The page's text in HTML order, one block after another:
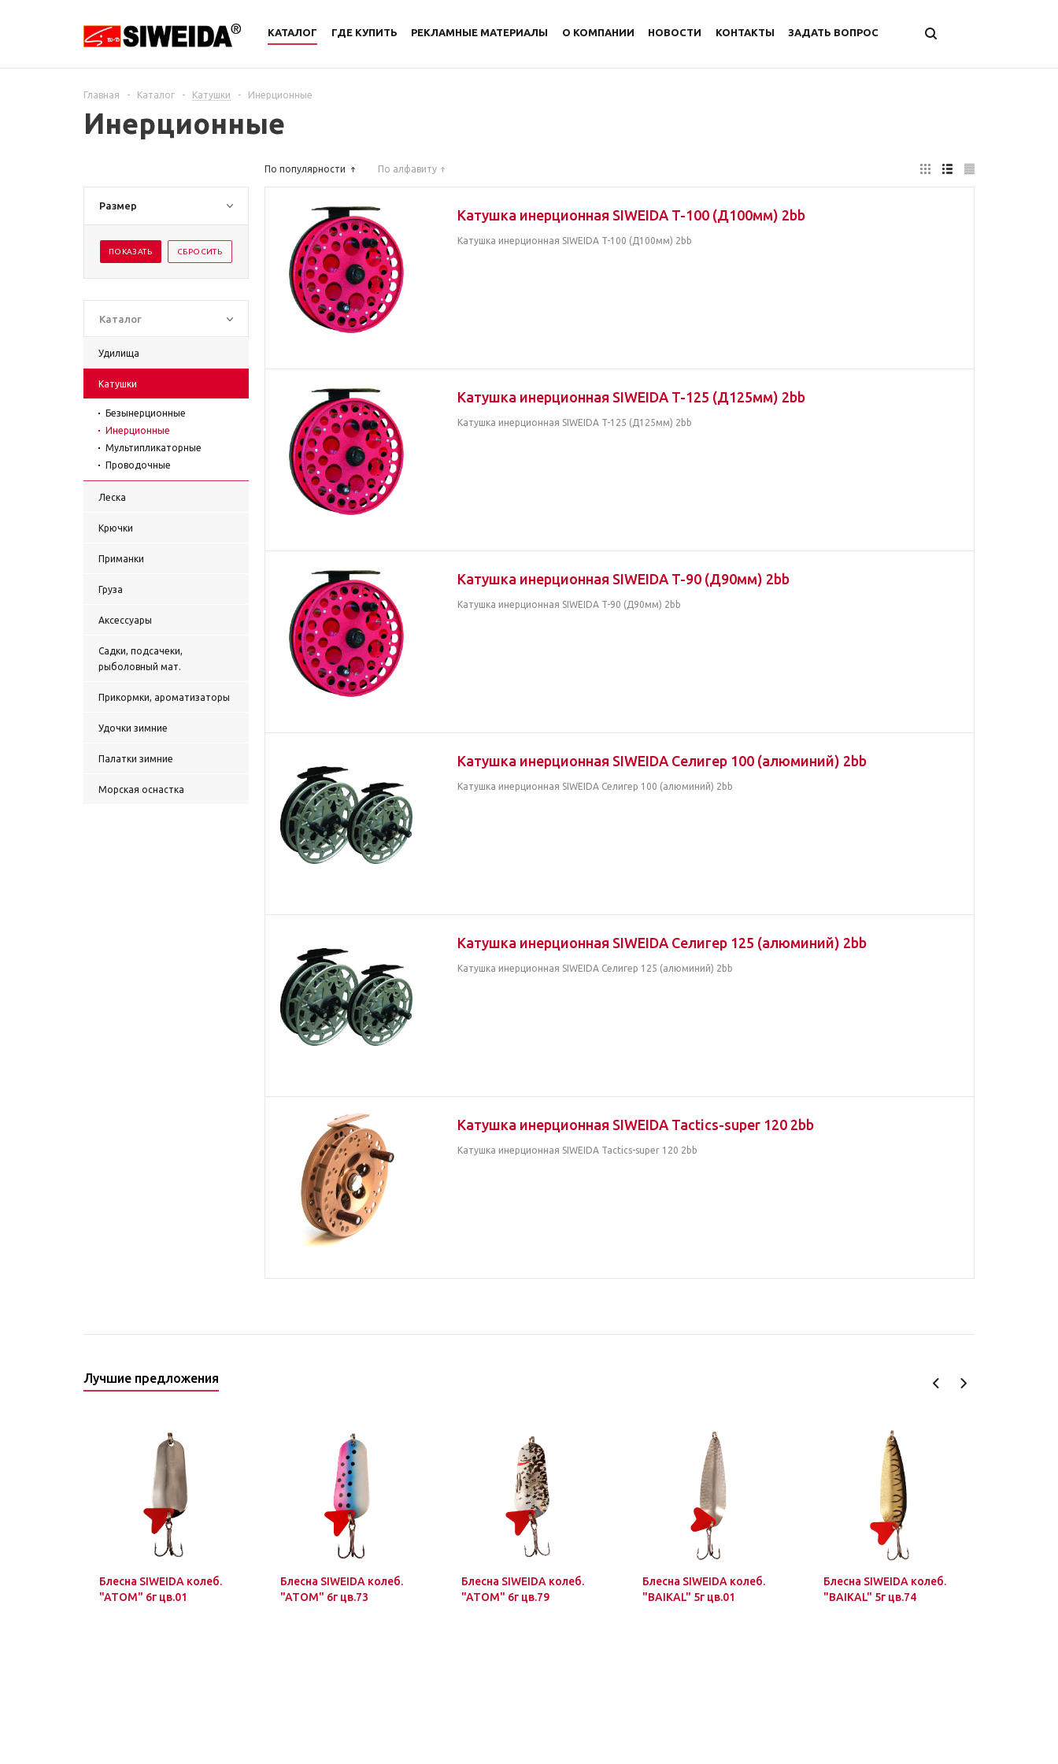
КАТАЛОГ ГДЕ КУПИТЬ РЕКЛАМНЫЕ МАТЕРИАЛЫ О КОМПАНИИ НОВОСТИ КОНТАКТЫ ЗАДАТЬ ВОПРОС
Главная - Каталог - Катушки - Инерционные
Инерционные
Размер
Каталог
Удилища
Катушки
Безынерционные
Инерционные
Мультипликаторные
Проводочные
Леска
Крючки
Приманки
Груза
Аксессуары
Садки, подсачеки,
рыболовный мат.
Прикормки, ароматизаторы
Удочки зимние
Палатки зимние
Морская оснастка
По популярности По алфавиту
Катушка инерционная SIWEIDA T-100 (Д100мм) 2bb
Катушка инерционная SIWEIDA T-100 (Д100мм) 2bb
Катушка инерционная SIWEIDA T-125 (Д125мм) 2bb
Катушка инерционная SIWEIDA T-125 (Д125мм) 2bb
Катушка инерционная SIWEIDA T-90 (Д90мм) 2bb
Катушка инерционная SIWEIDA T-90 (Д90мм) 2bb
Катушка инерционная SIWEIDA Селигер 100 (алюминий) 2bb
Катушка инерционная SIWEIDA Селигер 100 (алюминий) 2bb
Катушка инерционная SIWEIDA Селигер 125 (алюминий) 2bb
Катушка инерционная SIWEIDA Селигер 125 (алюминий) 2bb
Катушка инерционная SIWEIDA Tactics-super 120 2bb
Катушка инерционная SIWEIDA Tactics-super 120 2bb
Лучшие предложения
Блесна SIWEIDA колеб.
"ATOM" 6г цв.01
Блесна SIWEIDA колеб.
"ATOM" 6г цв.73
Блесна SIWEIDA колеб.
"ATOM" 6г цв.79
Блесна SIWEIDA колеб.
"BAIKAL" 5г цв.01
Блесна SIWEIDA колеб.
"BAIKAL" 5г цв.74